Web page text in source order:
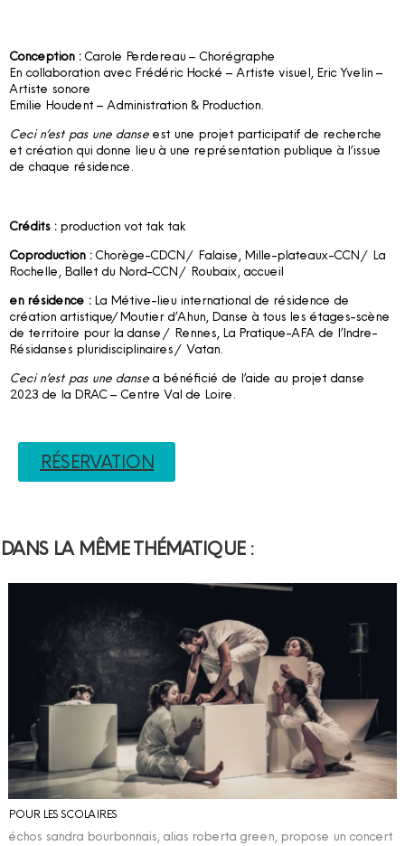
Conception :Carole Perdereau – Chorégraphe
En collaboration avec Frédéric Hocké – Artiste visuel, Eric Yvelin –
Artiste sonore
Emilie Houdent – Administration & Production.
Ceci n’est pas une danseest une projet participatif de recherche
et création qui donne lieu à une représentation publique à l’issue
de chaque résidence.
Crédits :production vot tak tak
Coproduction :Chorège-CDCN / Falaise, Mille-plateaux-CCN / La
Rochelle, Ballet du Nord-CCN / Roubaix, accueil
en résidence :La Métive-lieu international de résidence de
création artistique/Moutier d’Ahun, Danse à tous les étages-scène
de territoire pour la danse / Rennes, La Pratique-AFA de l’Indre-
Résidanses pluridisciplinaires / Vatan.
Ceci n’est pas une dansea bénéficié de l’aide au projet danse
2023 de la DRAC – Centre Val de Loire.
RÉSERVATION
DANS LA MÊME THÉMATIQUE :
POUR LES SCOLAIRES
échos sandra bourbonnais, alias roberta green, propose un concert